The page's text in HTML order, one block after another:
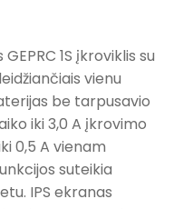
1S įkroviklis su
vienu
be tarpusavio
iki 3,0 A įkrovimo
0,5 A vienam
suteikia
IPS ekranas